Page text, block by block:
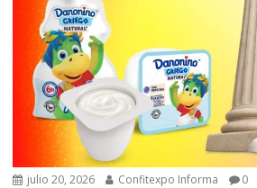
julio 20, 2026 Confitexpo Informa 0